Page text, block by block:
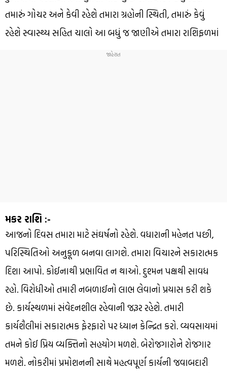
તમારું ગોચર અને કેવી રહેશે તમારા ગ્રહોની સ્થિતી, તમારું કેવું
રહેશે સ્વાસ્થ્ય સહિત ચાલો આ બધું જ જાણીએ તમારા રાશિફળમાં
મકર રાશિ :-
આજનો દિવસ તમારા માટે સંઘર્ષનો રહેશે. વધારાની મહેનત પછી,
પરિસ્થિતિઓ અનુકૂળ બનવા લાગશે. તમારા વિચારને સકારાત્મક
દિશા આપો. કોઈનાથી પ્રભાવિત ન થાઓ. દુશ્મન પક્ષથી સાવધ
રહો. વિરોધીઓ તમારી નબળાઈનો લાભ લેવાનો પ્રયાસ કરી શકે
છે. કાર્યસ્થળમાં સંવેદનશીલ રહેવાની જરૂર રહેશે. તમારી
કાર્યશૈલીમાં સકારાત્મક ફેરફારો પર ધ્યાન કેન્દ્રિત કરો. વ્યવસાયમાં
તમને કોઈ પ્રિય વ્યક્તિનો સહયોગ મળશે. બેરોજગારોને રોજગાર
મળશે. નોકરીમાં પ્રમોશનની સાથે મહત્વપૂર્ણ કાર્યની જવાબદારી